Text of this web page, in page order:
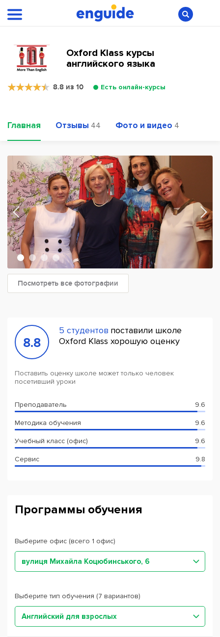
Oxford Klass курсы
английского языка
8.8 из 10 Есть онлайн-курсы
Главная Отзывы 44 Фото и видео 4
Посмотреть все фотографии
8.8
5 студентов поставили школе
Oxford Klass хорошую оценку
Поставить оценку школе может только человек
посетивший уроки
Преподаватель 9.6
Методика обучения 9.6
Учебный класс (офис) 9.6
Сервис 9.8
Программы обучения
Выберите офис (всего 1 офис)
вулиця Михайла Коцюбинського, 6
Выберите тип обучения (7 вариантов)
Английский для взрослых